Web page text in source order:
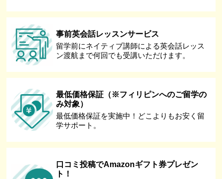
事前英会話レッスンサービス
留学前にネイティブ講師による英会話レッス
ン渡航まで何回でも受講いただけます。
最低価格保証（※フィリピンへのご留学の
み対象）
最低価格保証を実施中！どこよりもお安く留
学サポート。
口コミ投稿でAmazonギフト券プレゼン
ト！